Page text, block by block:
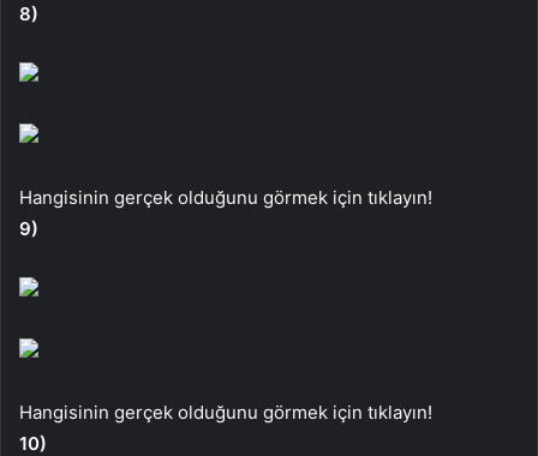
8)
Hangisinin gerçek olduğunu görmek için tıklayın!
9)
Hangisinin gerçek olduğunu görmek için tıklayın!
10)